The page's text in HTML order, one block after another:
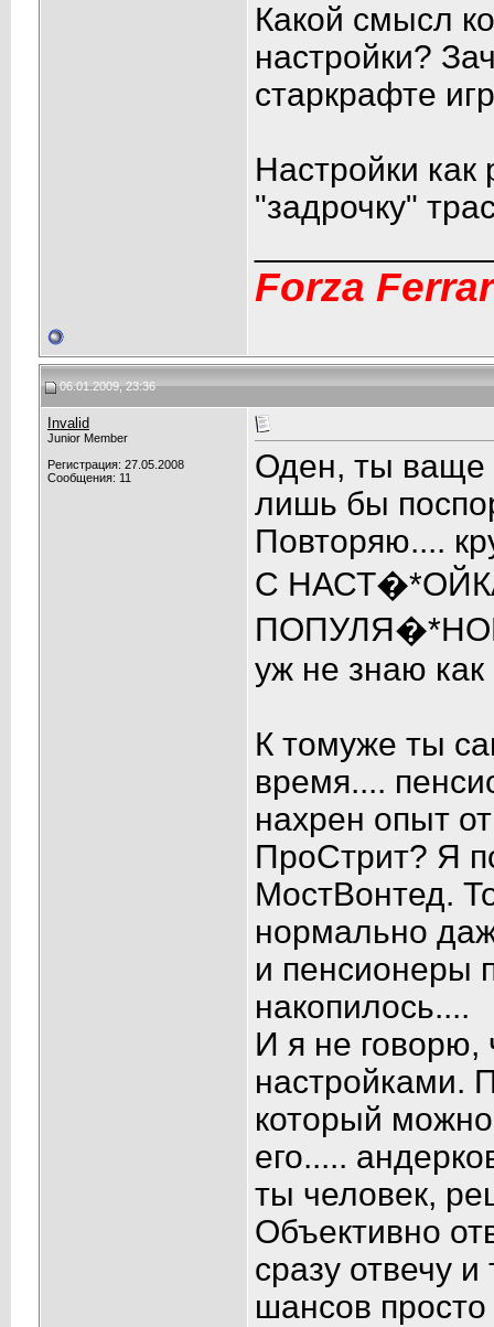
Какой смысл
настройки?
старкрафте
Настройки как
"задрочку"
Forza
06.01.2009, 23:36
Invalid
Junior Member
Регистрация: 27.05.2008
Сообщения: 11
Оден, ты ваще
лишь бы
Повторяю....
С
уж не знаю как
К томуже ты
время....
нахрен опыт
ПроСтрит? Я
МостВонтед.
нормально
и пенсионеры
накопилось....
И я не
настройками.
который
его.....
ты человек,
Объективно
сразу отвечу
шансов просто